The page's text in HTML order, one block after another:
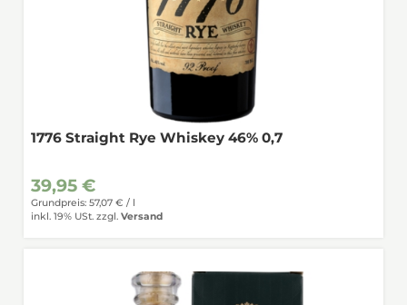
1776 Straight Rye Whiskey 46% 0,7
39,95 €
Grundpreis: 57,07 € /
inkl. 19% USt. zzgl. Versand